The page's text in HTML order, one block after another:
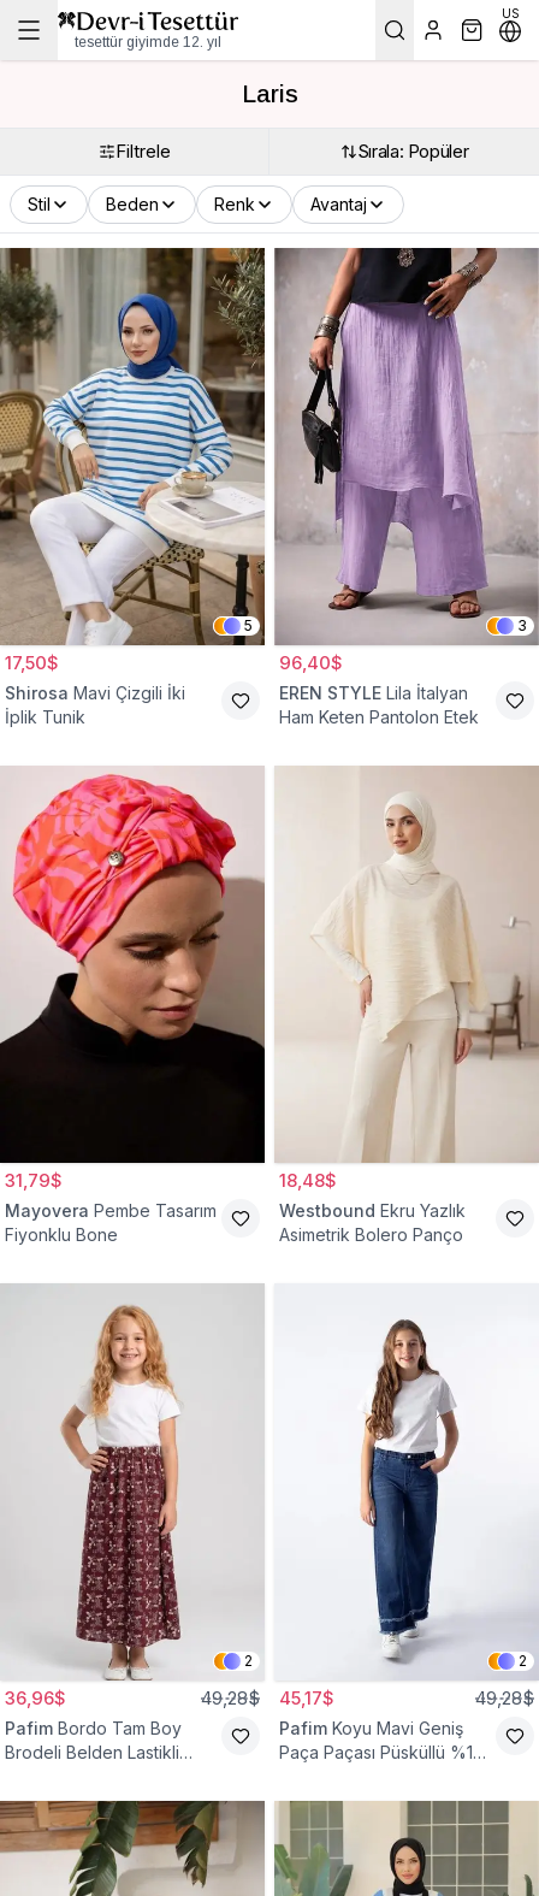
tesettür giyimde 12. yıl
US
Laris
Filtrele Sırala: Popüler
Stil Beden Renk Avantaj
5
17,50$
Shirosa Mavi Çizgili İki
İplik Tunik
3
96,40$
EREN STYLE Lila İtalyan
Ham Keten Pantolon Etek
31,79$
Mayovera Pembe Tasarım
Fiyonklu Bone
18,48$
Westbound Ekru Yazlık
Asimetrik Bolero Panço
2
36,96$ 49,28$
Pafim Bordo Tam Boy
Brodeli Belden Lastikli
2
45,17$ 49,28$
Pafim Koyu Mavi Geniş
Paça Paçası Püsküllü %100
Pantolon